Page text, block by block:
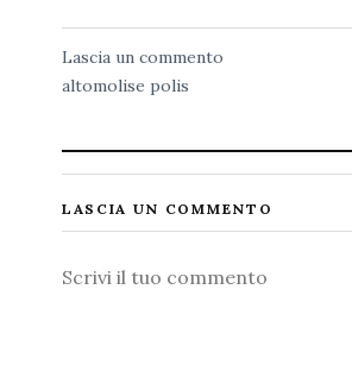
Lascia un commento
altomolise polis
LASCIA UN COMMENTO
Commento